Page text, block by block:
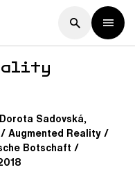
Sadovská,
Augmented Reality /
Botschaft /